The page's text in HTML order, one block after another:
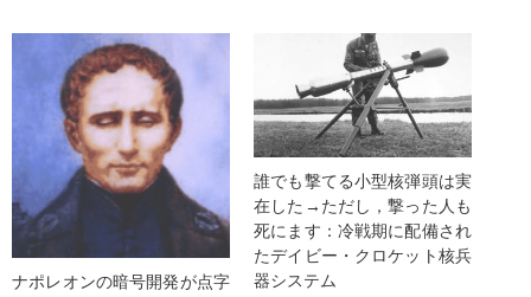
ナポレオンの暗号開発が点字
誰でも撃てる小型核弾頭は実
在した→ただし，撃った人も
死にます：冷戦期に配備され
たデイビー・クロケット核兵
器システム